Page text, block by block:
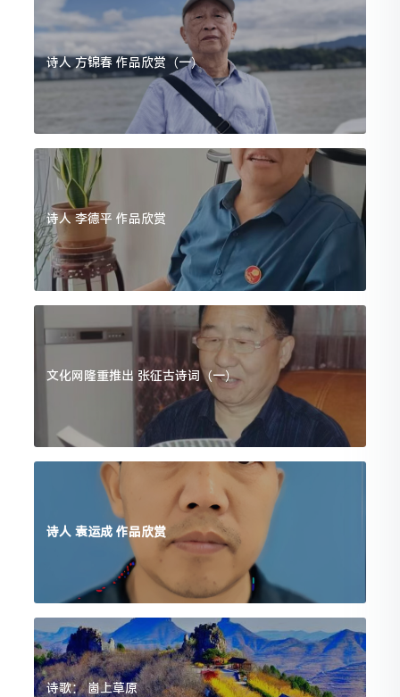
诗人 方锦春 作品欣赏（一）
诗人 李德平 作品欣赏
文化网隆重推出 张征古诗词（一）
诗人 袁运成 作品欣赏
诗歌： 崮上草原